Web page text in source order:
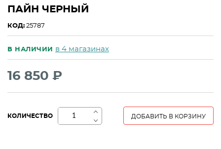
ПАЙН ЧЕРНЫЙ
КОД: 25787
В НАЛИЧИИ в 4 магазинах
16 850 ₽
КОЛИЧЕСТВО ДОБАВИТЬ В КОРЗИНУ